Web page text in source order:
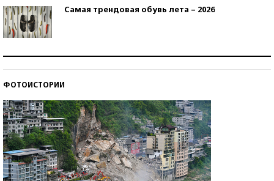
Самая трендовая обувь лета – 2026
ФОТОИСТОРИИ